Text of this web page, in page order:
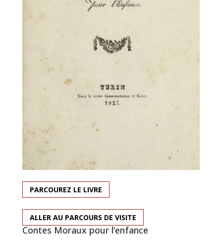
PARCOUREZ LE LIVRE
ALLER AU PARCOURS DE VISITE
Contes Moraux pour l’enfance